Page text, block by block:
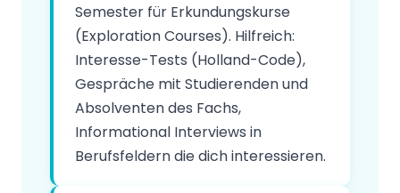
Semester für Erkundungskurse
(Exploration Courses). Hilfreich:
Interesse-Tests (Holland-Code),
Gespräche mit Studierenden und
Absolventen des Fachs,
Informational Interviews in
Berufsfeldern die dich interessieren.